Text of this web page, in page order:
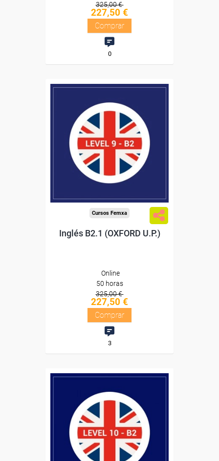
325,00 €
227,50 €
Comprar
0
Descuentos especiales
Sin requisitos de acceso
Diploma
Cursos Femxa
Inglés B2.1 (OXFORD U.P.)
Online
50 horas
325,00 €
227,50 €
Comprar
3
Descuentos especiales
Sin requisitos de acceso
Diploma